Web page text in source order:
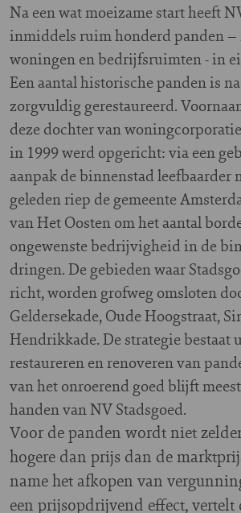
Na een wat moeizame start heeft
inmiddels ruim honderd panden –
woningen en bedrijfsruimten - in
Een aantal historische panden is
zorgvuldig gerestaureerd.
deze dochter van
in 1999 werd opgericht: via een
aanpak de binnenstad leefbaarder
geleden riep de gemeente
van Het Oosten om het aantal
ongewenste bedrijvigheid in de
dringen. De gebieden waar
richt, worden grofweg omsloten
Geldersekade, Oude Hoogstraat,
Hendrikkade. De strategie bestaat
restaureren en renoveren van
van het onroerend goed blijft
handen van NV Stadsgoed.
Voor de panden wordt niet
hogere dan prijs dan de
name het afkopen van
een prijsopdrijvend effect, vertelt